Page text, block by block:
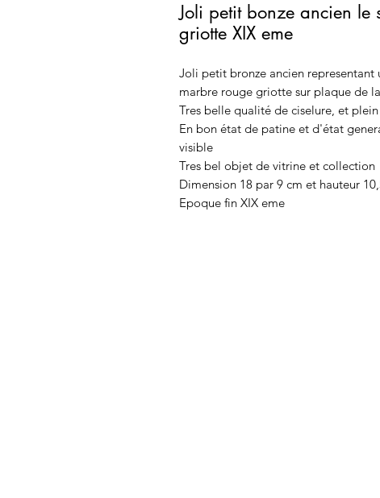
Joli petit bonze ancien le
griotte XIX eme
Joli petit bronze ancien representant
marbre rouge griotte sur plaque de
Tres belle qualité de ciselure, et
En bon état de patine et d'état
visible
Tres bel objet de vitrine et collection
Dimension 18 par 9 cm et hauteur
Epoque fin XIX eme